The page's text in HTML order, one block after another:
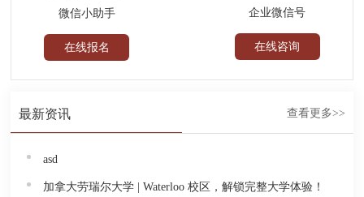
微信小助手
在线报名
企业微信号
在线咨询
最新资讯 查看更多>>
asd
加拿大劳瑞尔大学 | Waterloo 校区，解锁完整大学体验！